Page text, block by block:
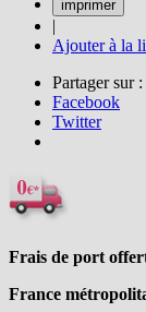
|
Ajouter à la
Partager sur :
Facebook
Twitter
Frais de port
France